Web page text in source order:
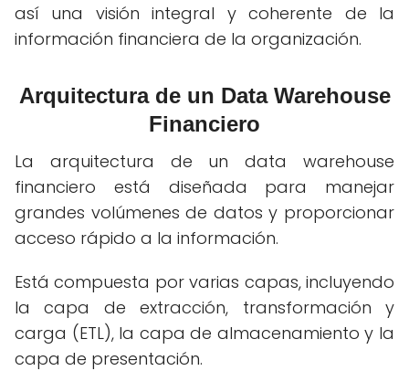
así una visión integral y coherente de la
información financiera de la organización.
Arquitectura de un Data Warehouse
Financiero
La arquitectura de un data warehouse
financiero está diseñada para manejar
grandes volúmenes de datos y proporcionar
acceso rápido a la información.
Está compuesta por varias capas, incluyendo
la capa de extracción, transformación y
carga (ETL), la capa de almacenamiento y la
capa de presentación.